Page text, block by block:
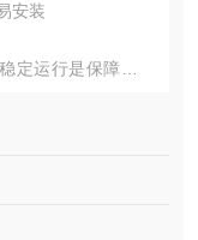
安装
定运行是保障生产
解决方案正成为行
电磁信号分析，构